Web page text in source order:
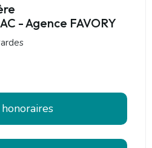
- Agence FAVORY